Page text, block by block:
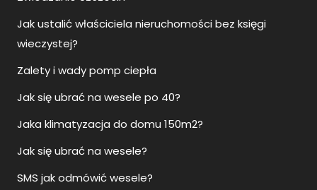
Jak ustalić właściciela nieruchomości bez księgi
wieczystej?
Zalety i wady pomp ciepła
Jak się ubrać na wesele po 40?
Jaka klimatyzacja do domu 150m2?
Jak się ubrać na wesele?
SMS jak odmówić wesele?